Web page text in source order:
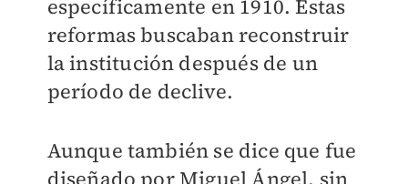
específicamente en 1910. Estas
reformas buscaban reconstruir
la institución después de un
período de declive.
Aunque también se dice que fue
diseñado por Miguel Ángel, sin